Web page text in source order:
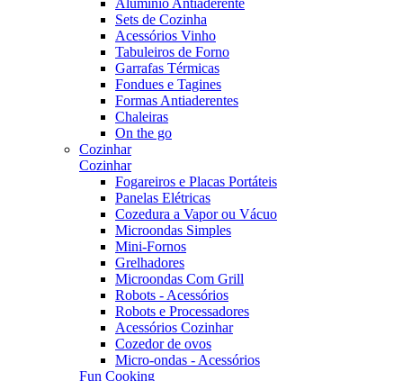
Alumínio Antiaderente
Sets de Cozinha
Acessórios Vinho
Tabuleiros de Forno
Garrafas Térmicas
Fondues e Tagines
Formas Antiaderentes
Chaleiras
On the go
Cozinhar
Cozinhar
Fogareiros e Placas Portáteis
Panelas Elétricas
Cozedura a Vapor ou Vácuo
Microondas Simples
Mini-Fornos
Grelhadores
Microondas Com Grill
Robots - Acessórios
Robots e Processadores
Acessórios Cozinhar
Cozedor de ovos
Micro-ondas - Acessórios
Fun Cooking